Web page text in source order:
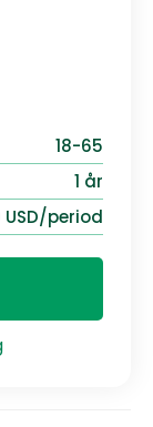
18-65
1 år
USD/period